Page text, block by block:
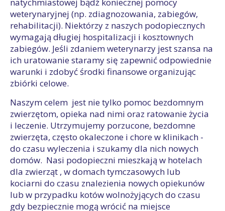
weterynaryjnej (np. zdiagnozowania, zabiegów,
rehabilitacji). Niektórzy z naszych podopiecznych
wymagają długiej hospitalizacji i kosztownych
zabiegów. Jeśli zdaniem weterynarzy jest szansa na
ich uratowanie staramy się zapewnić odpowiednie
warunki i zdobyć środki finansowe organizując
zbiórki celowe.
Naszym celem jest nie tylko pomoc bezdomnym
zwierzętom, opieka nad nimi oraz ratowanie życia
i leczenie. Utrzymujemy porzucone, bezdomne
zwierzęta, często okaleczone i chore w klinikach -
do czasu wyleczenia i szukamy dla nich nowych
domów. Nasi podopieczni mieszkają w hotelach
dla zwierząt , w domach tymczasowych lub
kociarni do czasu znalezienia nowych opiekunów
lub w przypadku kotów wolnożyjących do czasu
gdy bezpiecznie mogą wrócić na miejsce